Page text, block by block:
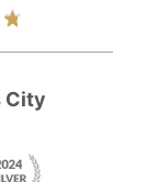
City